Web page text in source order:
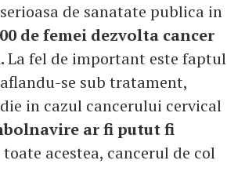
de sanatate publica in
de femei dezvolta cancer
La fel de important este faptul
se sub tratament,
in cazul cancerului cervical
ar fi putut fi
toate acestea, cancerul de col